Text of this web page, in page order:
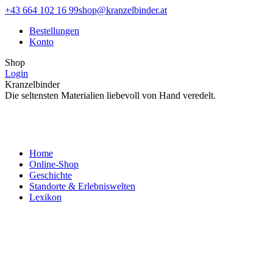
Zum
springen
Facebook
opens
window
Instagram
opens
window
+43 664 102 16 99shop@kranzelbinder.at
Bestellungen
Konto
Shop
Login
Kranzelbinder
Die seltensten Materialien liebevoll von Hand veredelt.
Home
Online-Shop
Geschichte
Standorte & Erlebniswelten
Lexikon